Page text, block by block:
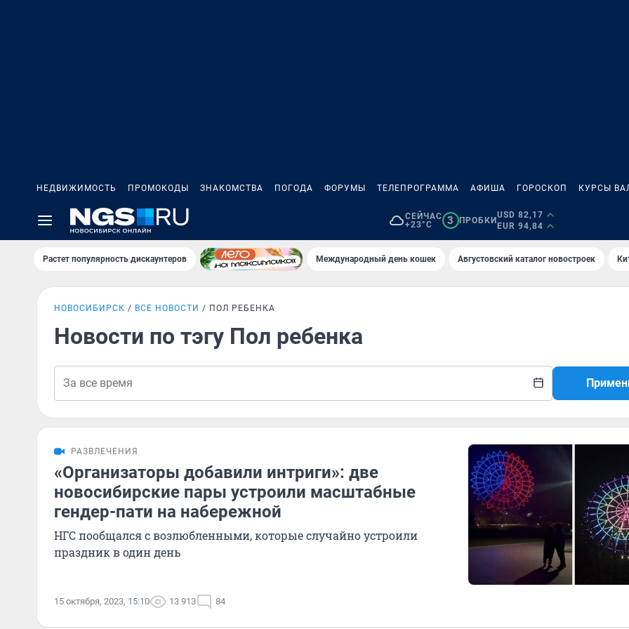
НЕДВИЖИМОСТЬ ПРОМОКОДЫ ЗНАКОМСТВА ПОГОДА ФОРУМЫ ТЕЛЕПРОГРАММА АФИША ГОРОСКОП КУРСЫ
СЕЙЧАС
+23°C
3 ПРОБКИ
USD 82,17
EUR 94,84
Растет популярность дискаунтеров Международный день кошек Августовский каталог новостроек
НОВОСИБИРСК ВСЕ НОВОСТИ ПОЛ РЕБЕНКА
Новости по тэгу Пол ребенка
РАЗВЛЕЧЕНИЯ
«Организаторы добавили интриги»: две
новосибирские пары устроили масштабные
гендер-пати на набережной
НГС пообщался с возлюбленными, которые случайно устроили
праздник в один день
15 октября, 2023, 15:10 13 913 84